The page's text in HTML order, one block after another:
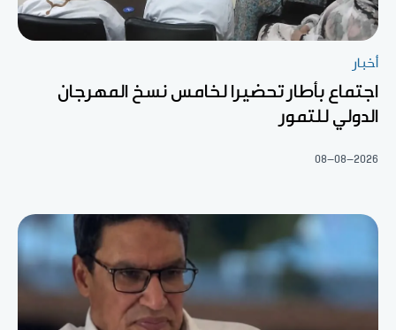
أخبار
اجتماع بأطار تحضيرا لخامس نسخ المهرجان
الدولي للتمور
08-08-2026